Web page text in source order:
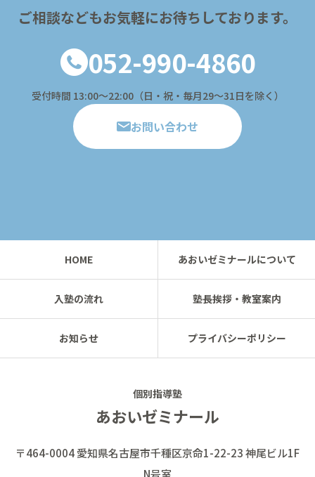
ご相談などもお気軽にお待ちしております。
052-990-4860
受付時間 13:00〜22:00（日・祝・毎月29～31日を除く）
お問い合わせ
HOME あおいゼミナールについて
入塾の流れ 塾長挨拶・教室案内
お知らせ プライバシーポリシー
個別指導塾
あおいゼミナール
〒464-0004 愛知県名古屋市千種区京命1-22-23 神尾ビル1F
N号室